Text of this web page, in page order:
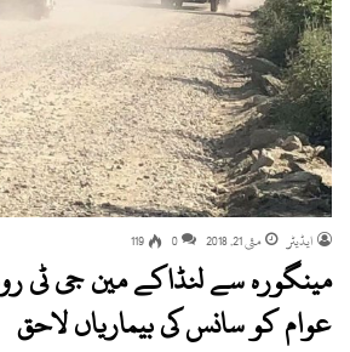
ایڈیٹر مئی 21, 2018 0
119
مینگورہ سے لنڈاکے مین جی ٹی
عوام کو سانس کی بیماریاں لاحق